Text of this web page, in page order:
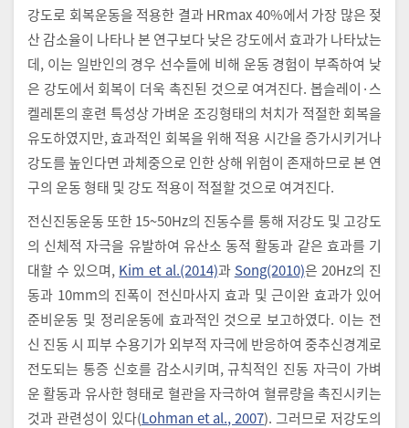
강도로 회복운동을 적용한 결과 HRmax 40%에서 가장 많은 젖
산 감소율이 나타나 본 연구보다 낮은 강도에서 효과가 나타났는
데, 이는 일반인의 경우 선수들에 비해 운동 경험이 부족하여 낮
은 강도에서 회복이 더욱 촉진된 것으로 여겨진다. 봅슬레이·스
켈레톤의 훈련 특성상 가벼운 조깅형태의 처치가 적절한 회복을
유도하였지만, 효과적인 회복을 위해 적용 시간을 증가시키거나
강도를 높인다면 과체중으로 인한 상해 위험이 존재하므로 본 연
구의 운동 형태 및 강도 적용이 적절할 것으로 여겨진다.
전신진동운동 또한 15~50Hz의 진동수를 통해 저강도 및 고강도
의 신체적 자극을 유발하여 유산소 동적 활동과 같은 효과를 기
대할 수 있으며, Kim et al.(2014)과 Song(2010)은 20Hz의 진
동과 10mm의 진폭이 전신마사지 효과 및 근이완 효과가 있어
준비운동 및 정리운동에 효과적인 것으로 보고하였다. 이는 전
신 진동 시 피부 수용기가 외부적 자극에 반응하여 중추신경계로
전도되는 통증 신호를 감소시키며, 규칙적인 진동 자극이 가벼
운 활동과 유사한 형태로 혈관을 자극하여 혈류량을 촉진시키는
것과 관련성이 있다(Lohman et al., 2007). 그러므로 저강도의